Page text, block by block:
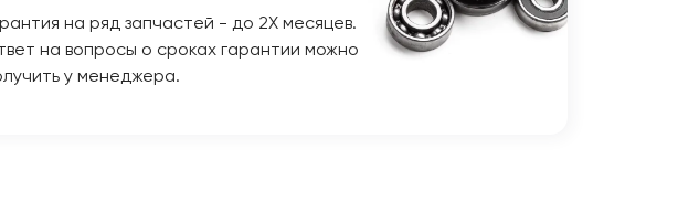
на ряд запчастей - до 2Х месяцев.
на вопросы о сроках гарантии можно
у менеджера.